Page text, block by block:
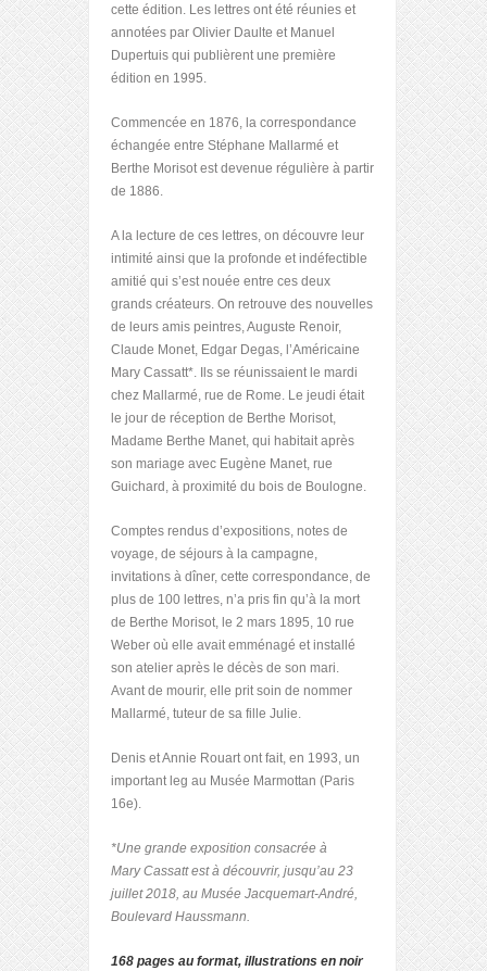
cette édition. Les lettres ont été réunies et
annotées par Olivier Daulte et Manuel
Dupertuis qui publièrent une première
édition en 1995.
Commencée en 1876, la correspondance
échangée entre Stéphane Mallarmé et
Berthe Morisot est devenue régulière à partir
de 1886.
A la lecture de ces lettres, on découvre leur
intimité ainsi que la profonde et indéfectible
amitié qui s’est nouée entre ces deux
grands créateurs. On retrouve des nouvelles
de leurs amis peintres, Auguste Renoir,
Claude Monet, Edgar Degas, l’Américaine
Mary Cassatt*. Ils se réunissaient le mardi
chez Mallarmé, rue de Rome. Le jeudi était
le jour de réception de Berthe Morisot,
Madame Berthe Manet, qui habitait après
son mariage avec Eugène Manet, rue
Guichard, à proximité du bois de Boulogne.
Comptes rendus d’expositions, notes de
voyage, de séjours à la campagne,
invitations à dîner, cette correspondance, de
plus de 100 lettres, n’a pris fin qu’à la mort
de Berthe Morisot, le 2 mars 1895, 10 rue
Weber où elle avait emménagé et installé
son atelier après le décès de son mari.
Avant de mourir, elle prit soin de nommer
Mallarmé, tuteur de sa fille Julie.
Denis et Annie Rouart ont fait, en 1993, un
important leg au Musée Marmottan (Paris
16e).
*Une grande exposition consacrée à
Mary Cassatt est à découvrir, jusqu’au 23
juillet 2018, au Musée Jacquemart-André,
Boulevard Haussmann.
168 pages au format, illustrations en noir